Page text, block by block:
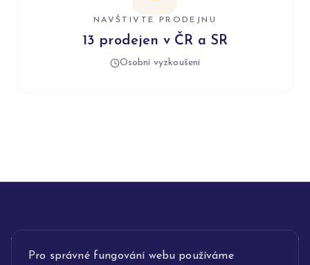
Pro správné fungování webu používáme
NAVŠTIVTE PRODEJNU
13 prodejen v ČR a SR
Osobní vyzkoušení
INFORMACE